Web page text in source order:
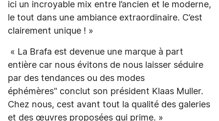
ici un incroyable mix entre l’ancien et le moderne,
le tout dans une ambiance extraordinaire. C’est
clairement unique ! »
« La Brafa est devenue une marque à part
entière car nous évitons de nous laisser séduire
par des tendances ou des modes
éphémères" conclut son président Klaas Muller.
Chez nous, cest avant tout la qualité des galeries
et des œuvres proposées qui prime. »